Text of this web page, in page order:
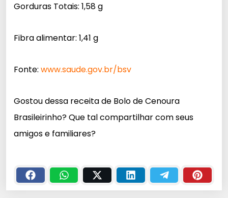
Gorduras Totais: 1,58 g
Fibra alimentar: 1,41 g
Fonte: www.saude.gov.br/bsv
Gostou dessa receita de Bolo de Cenoura
Brasileirinho? Que tal compartilhar com seus
amigos e familiares?